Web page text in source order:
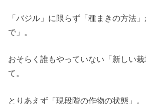
「バジル」に限らず「種まきの方法
で」。
おそらく誰もやっていない「新しい
て。
とりあえず「現段階の作物の状態」。